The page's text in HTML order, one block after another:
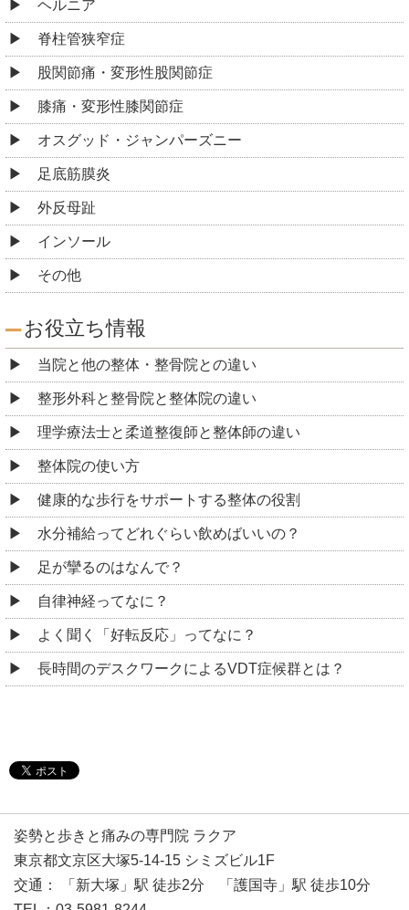
ヘルニア
脊柱管狭窄症
股関節痛・変形性股関節症
膝痛・変形性膝関節症
オスグッド・ジャンパーズニー
足底筋膜炎
外反母趾
インソール
その他
お役立ち情報
当院と他の整体・整骨院との違い
整形外科と整骨院と整体院の違い
理学療法士と柔道整復師と整体師の違い
整体院の使い方
健康的な歩行をサポートする整体の役割
水分補給ってどれぐらい飲めばいいの？
足が攣るのはなんで？
自律神経ってなに？
よく聞く「好転反応」ってなに？
長時間のデスクワークによるVDT症候群とは？
姿勢と歩きと痛みの専門院 ラクア
東京都文京区大塚5-14-15 シミズビル1F
交通： 「新大塚」駅 徒歩2分 「護国寺」駅 徒歩10分